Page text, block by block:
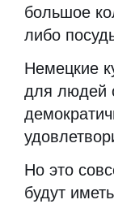
большое
либо
Немецкие
для людей
Но это
будут